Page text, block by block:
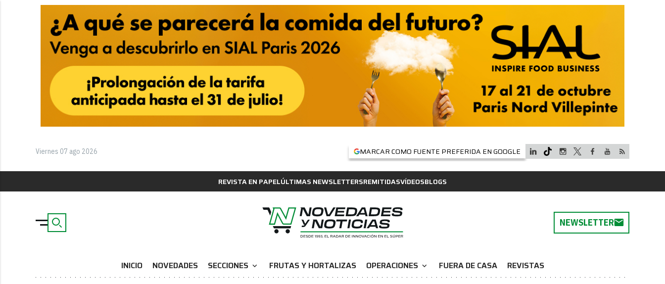
Viernes 07 ago 2026 MARCAR COMO FUENTE PREFERIDA EN GOOGLE
REVISTA EN PAPELÚLTIMAS NEWSLETTERSREMITIDASVÍDEOSBLOGS
NEWSLETTER
INICIO NOVEDADES SECCIONES expand_more FRUTAS Y HORTALIZAS OPERACIONES expand_more FUERA DE CASA REVISTAS